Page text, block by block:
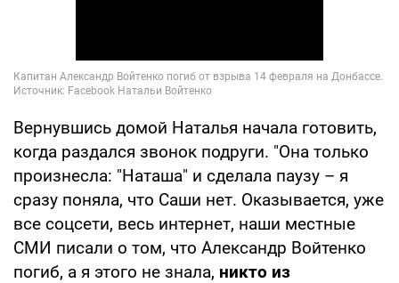
Вернувшись домой Наталья начала готовить,
когда раздался звонок подруги. "Она только
произнесла: "Наташа" и сделала паузу – я
сразу поняла, что Саши нет. Оказывается, уже
все соцсети, весь интернет, наши местные
СМИ писали о том, что Александр Войтенко
погиб, а я этого не знала, никто из